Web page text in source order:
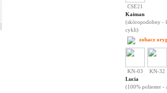
CSE21
Kaiman
(skóropodobny -
cykli)
zobacz
KN-03 KN-32
Lucia
(100% poliester -